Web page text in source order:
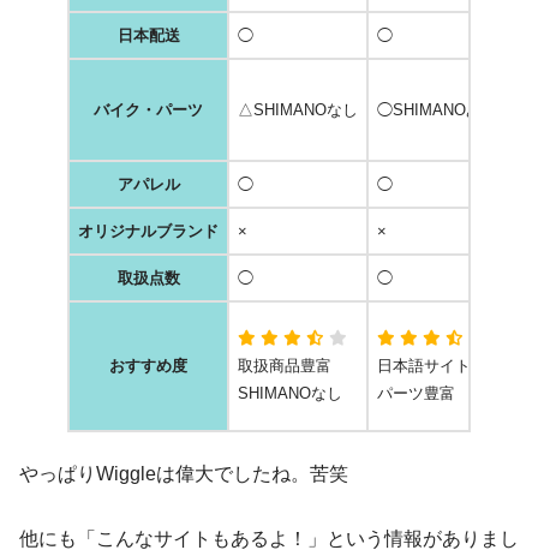
日本配送 ◯ ◯
バイク・パーツ △SHIMANOなし ◯SHIMANOあり
アパレル ◯ ◯
オリジナルブランド × ×
取扱点数 ◯ ◯
おすすめ度
取扱商品豊富
SHIMANOなし
日本語サイトなし
パーツ豊富
やっぱりWiggleは偉大でしたね。苦笑
他にも「こんなサイトもあるよ！」という情報がありまし